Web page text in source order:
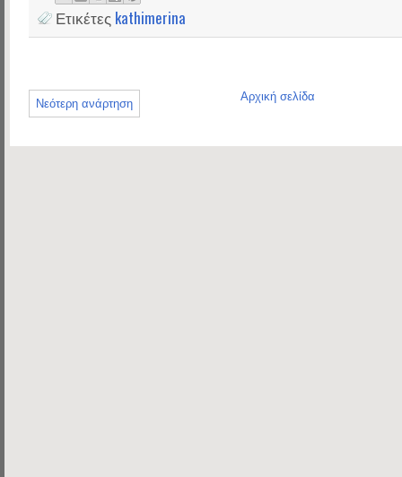
Ετικέτες kathimerina
Νεότερη ανάρτηση
Αρχική σελίδα